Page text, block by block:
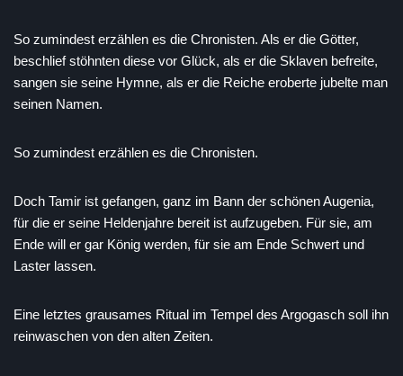
So zumindest erzählen es die Chronisten. Als er die Götter,
beschlief stöhnten diese vor Glück, als er die Sklaven befreite,
sangen sie seine Hymne, als er die Reiche eroberte jubelte man
seinen Namen.
So zumindest erzählen es die Chronisten.
Doch Tamir ist gefangen, ganz im Bann der schönen Augenia,
für die er seine Heldenjahre bereit ist aufzugeben. Für sie, am
Ende will er gar König werden, für sie am Ende Schwert und
Laster lassen.
Eine letztes grausames Ritual im Tempel des Argogasch soll ihn
reinwaschen von den alten Zeiten.